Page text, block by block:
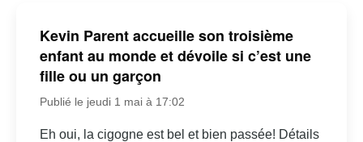
Kevin Parent accueille son troisième
enfant au monde et dévoile si c’est une
fille ou un garçon
Publié le jeudi 1 mai à 17:02
Eh oui, la cigogne est bel et bien passée! Détails